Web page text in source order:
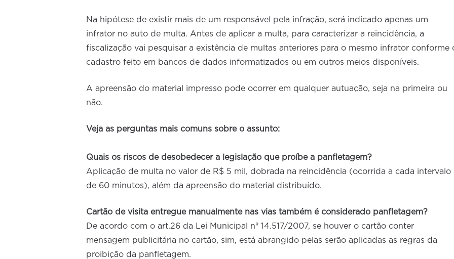
Na hipótese de existir mais de um responsável pela infração, será indicado apenas um
infrator no auto de multa. Antes de aplicar a multa, para caracterizar a reincidência, a
fiscalização vai pesquisar a existência de multas anteriores para o mesmo infrator conforme
cadastro feito em bancos de dados informatizados ou em outros meios disponíveis.
A apreensão do material impresso pode ocorrer em qualquer autuação, seja na primeira ou
não.
Veja as perguntas mais comuns sobre o assunto:
Quais os riscos de desobedecer a legislação que proíbe a panfletagem?
Aplicação de multa no valor de R$ 5 mil, dobrada na reincidência (ocorrida a cada intervalo
de 60 minutos), além da apreensão do material distribuído.
Cartão de visita entregue manualmente nas vias também é considerado panfletagem?
De acordo com o art.26 da Lei Municipal nº 14.517/2007, se houver o cartão conter
mensagem publicitária no cartão, sim, está abrangido pelas serão aplicadas as regras da
proibição da panfletagem.